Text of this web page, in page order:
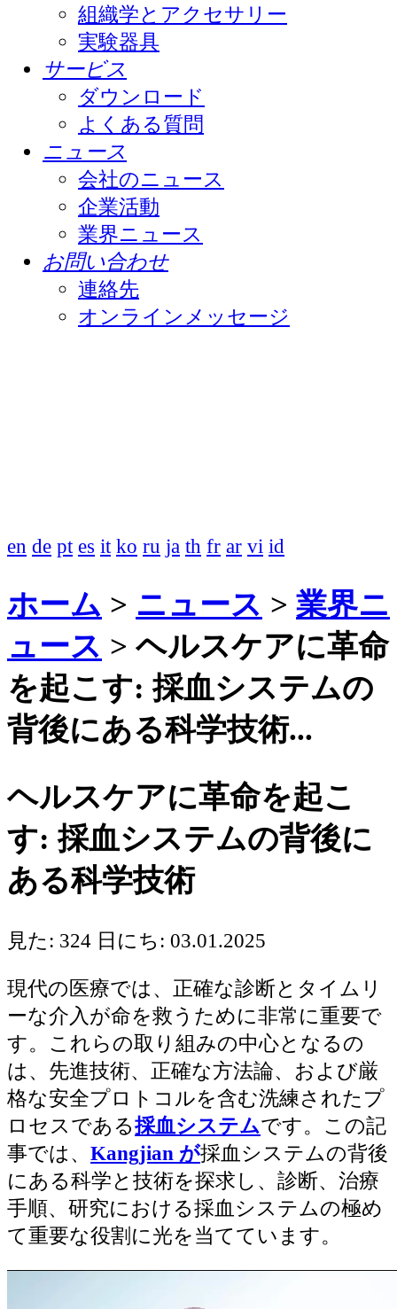
組織学とアクセサリー
実験器具
サービス
ダウンロード
よくある質問
ニュース
会社のニュース
企業活動
業界ニュース
お問い合わせ
連絡先
オンラインメッセージ
en de pt es it ko ru ja th fr ar vi id
ホーム > ニュース > 業界ニ
ュース > ヘルスケアに革命
を起こす: 採血システムの
背後にある科学技術...
ヘルスケアに革命を起こ
す: 採血システムの背後に
ある科学技術
見た: 324 日にち: 03.01.2025
現代の医療では、正確な診断とタイムリ
ーな介入が命を救うために非常に重要で
す。これらの取り組みの中心となるの
は、先進技術、正確な方法論、および厳
格な安全プロトコルを含む洗練されたプ
ロセスである採血システムです。この記
事では、 Kangjian が採血システムの背後
にある科学と技術を探求し、診断、治療
手順、研究における採血システムの極め
て重要な役割に光を当てています。